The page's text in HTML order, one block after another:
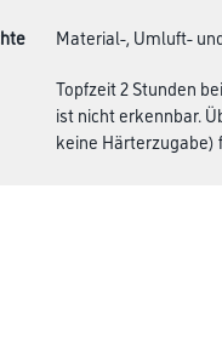
Material-, Umluft-
Topfzeit 2 Stunden
ist nicht erkennbar.
keine Härterzugabe)